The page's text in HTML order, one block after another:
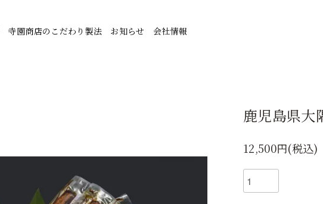
寺園商店のこだわり製法 お知らせ 会社情報
鹿児島県
12,500円(税込)